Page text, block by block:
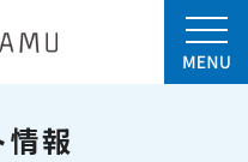
情報